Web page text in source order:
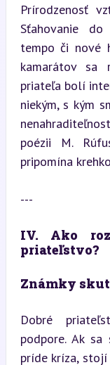
Prírodzenosť
Sťahovanie
tempo či nové
kamarátov sa
priateľa bolí
niekým, s kým
poézii M.
pripomína
---
IV. Ako
priateľstvo?
Známky
Dobré
podpore. Ak
príde kríza,